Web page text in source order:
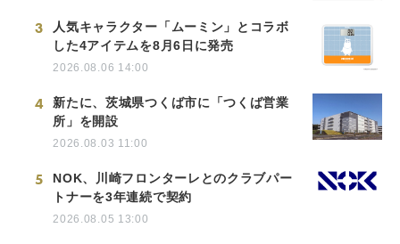
3
人気キャラクター「ムーミン」とコラボ
した4アイテムを8月6日に発売
2026.08.06 14:00
4
新たに、茨城県つくば市に「つくば営業
所」を開設
2026.08.03 11:00
5
NOK、川崎フロンターレとのクラブパー
トナーを3年連続で契約
2026.08.05 13:00